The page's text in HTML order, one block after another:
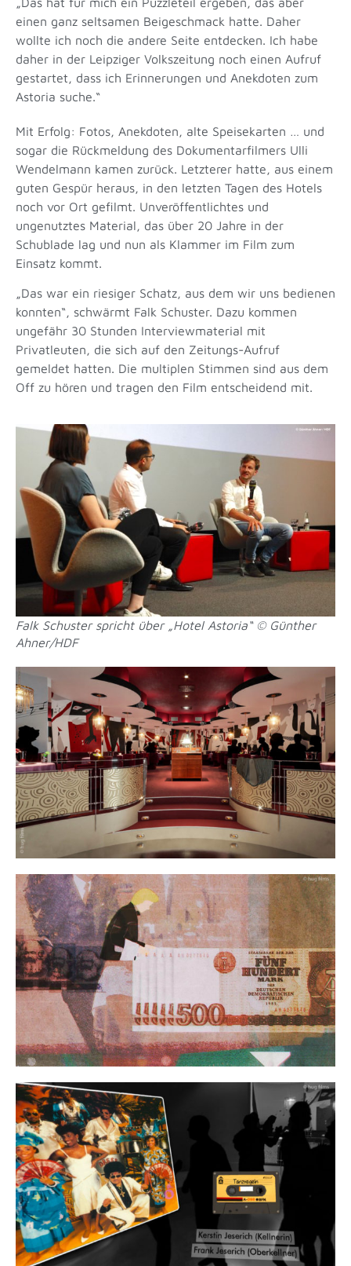
einen ganz seltsamen Beigeschmack hatte. Daher
wollte ich noch die andere Seite entdecken. Ich habe
daher in der Leipziger Volkszeitung noch einen Aufruf
gestartet, dass ich Erinnerungen und Anekdoten zum
Astoria suche.“
Mit Erfolg: Fotos, Anekdoten, alte Speisekarten … und
sogar die Rückmeldung des Dokumentarfilmers Ulli
Wendelmann kamen zurück. Letzterer hatte, aus einem
guten Gespür heraus, in den letzten Tagen des Hotels
noch vor Ort gefilmt. Unveröffentlichtes und
ungenutztes Material, das über 20 Jahre in der
Schublade lag und nun als Klammer im Film zum
Einsatz kommt.
„Das war ein riesiger Schatz, aus dem wir uns bedienen
konnten“, schwärmt Falk Schuster. Dazu kommen
ungefähr 30 Stunden Interviewmaterial mit
Privatleuten, die sich auf den Zeitungs-Aufruf
gemeldet hatten. Die multiplen Stimmen sind aus dem
Off zu hören und tragen den Film entscheidend mit.
Falk Schuster spricht über „Hotel Astoria“ © Günther
Ahner/HDF